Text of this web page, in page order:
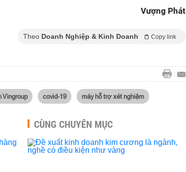
Vượng Phát
Theo Doanh Nghiệp & Kinh Doanh Copy link
Vingroup covid-19 máy hỗ trợ xét nghiệm
CÙNG CHUYÊN MỤC